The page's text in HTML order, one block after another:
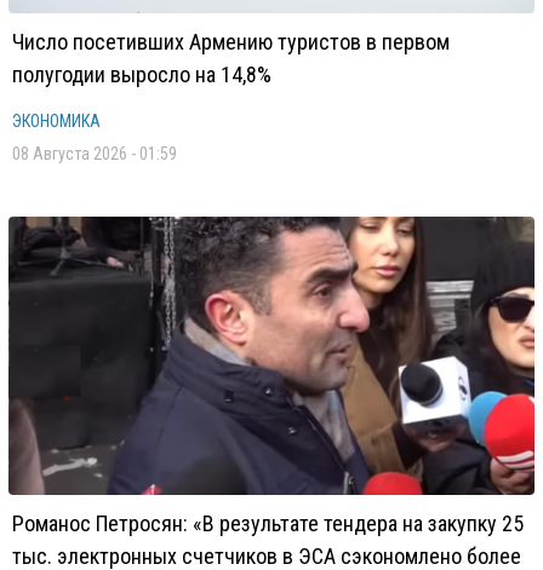
Число посетивших Армению туристов в первом
полугодии выросло на 14,8%
ЭКОНОМИКА
08 Августа 2026 - 01:59
Романос Петросян: «В результате тендера на закупку 25
тыс. электронных счетчиков в ЭСА сэкономлено более